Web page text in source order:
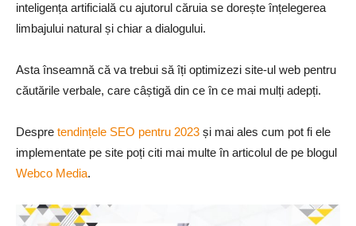
inteligența artificială cu ajutorul căruia se dorește înțelegerea
limbajului natural și chiar a dialogului.
Asta înseamnă că va trebui să îți optimizezi site-ul web pentru
căutările verbale, care câștigă din ce în ce mai mulți adepți.
Despre tendințele SEO pentru 2023 și mai ales cum pot fi ele
implementate pe site poți citi mai multe în articolul de pe blogul
Webco Media.